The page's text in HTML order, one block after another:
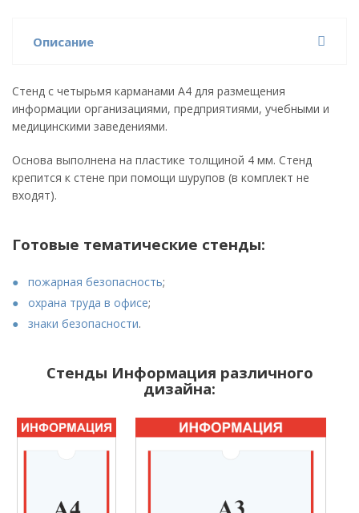
Описание
Стенд с четырьмя карманами А4 для размещения
информации организациями, предприятиями, учебными и
медицинскими заведениями.
Основа выполнена на пластике толщиной 4 мм. Стенд
крепится к стене при помощи шурупов (в комплект не
входят).
Готовые тематические стенды:
пожарная безопасность;
охрана труда в офисе;
знаки безопасности.
Стенды Информация различного
дизайна: